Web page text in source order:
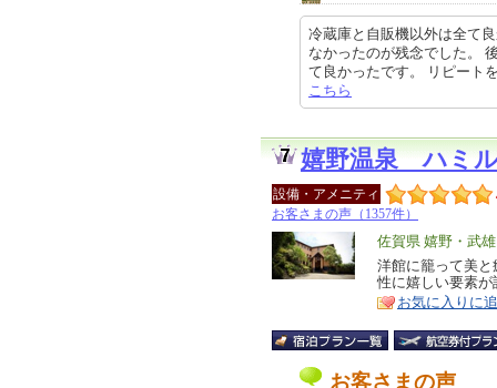
冷蔵庫と自販機以外は全て
なかったのが残念でした。
て良かったです。 リピー
こちら
嬉野温泉 ハミ
設備・アメニティ
お客さまの声（1357件）
エ
リ
ア
佐賀県 嬉野・武
特
徴
洋館に籠って美
性に嬉しい要素
お気に入りに
お客さまの声